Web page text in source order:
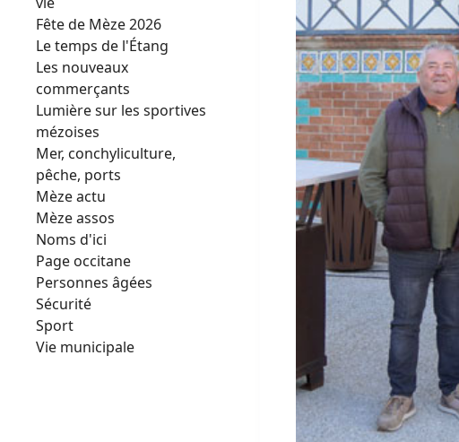
Fête de Mèze 2026
Le temps de l'Étang
Les nouveaux
commerçants
Lumière sur les sportives
mézoises
Mer, conchyliculture,
pêche, ports
Mèze actu
Mèze assos
Noms d'ici
Page occitane
Personnes âgées
Sécurité
Sport
Vie municipale